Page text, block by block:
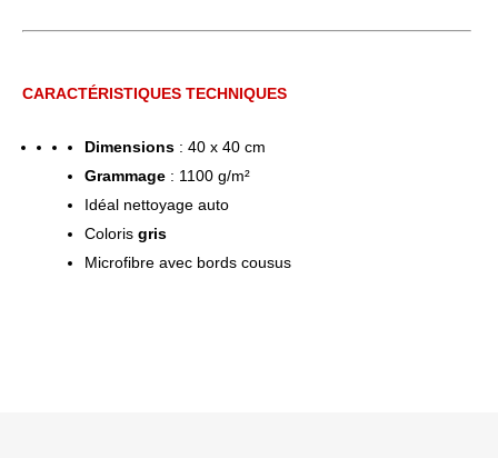
CARACTÉRISTIQUES TECHNIQUES
Dimensions : 40 x 40 cm
Grammage : 1100 g/m²
Idéal nettoyage auto
Coloris gris
Microfibre avec bords cousus